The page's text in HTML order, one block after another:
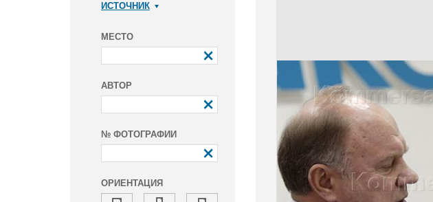
ИСТОЧНИК
МЕСТО
АВТОР
№ ФОТОГРАФИИ
ОРИЕНТАЦИЯ